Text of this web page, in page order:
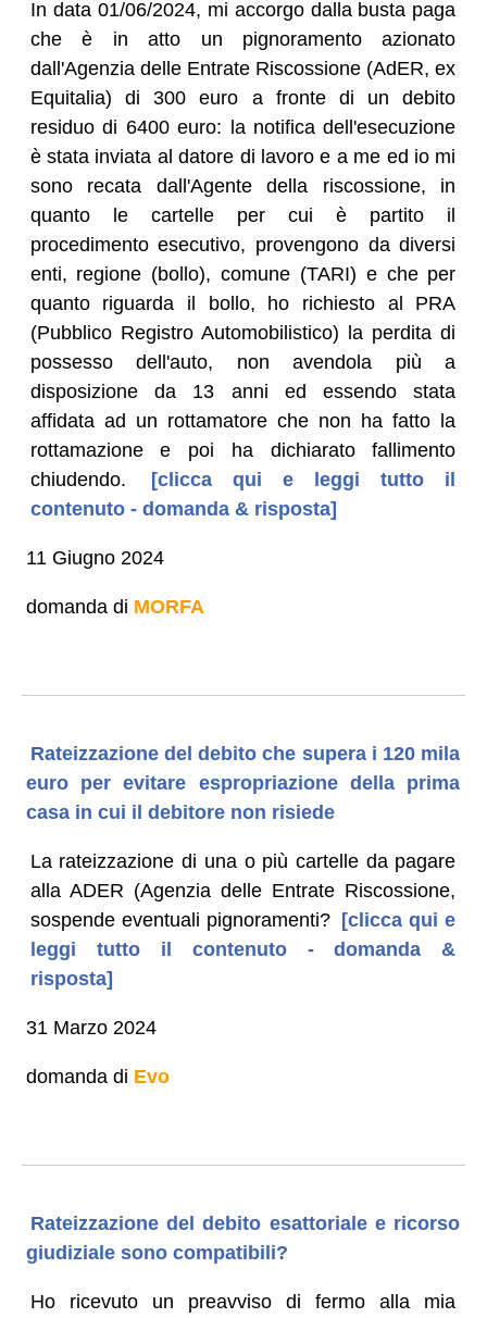
In data 01/06/2024, mi accorgo dalla busta paga
che è in atto un pignoramento azionato
dall'Agenzia delle Entrate Riscossione (AdER, ex
Equitalia) di 300 euro a fronte di un debito
residuo di 6400 euro: la notifica dell'esecuzione
è stata inviata al datore di lavoro e a me ed io mi
sono recata dall'Agente della riscossione, in
quanto le cartelle per cui è partito il
procedimento esecutivo, provengono da diversi
enti, regione (bollo), comune (TARI) e che per
quanto riguarda il bollo, ho richiesto al PRA
(Pubblico Registro Automobilistico) la perdita di
possesso dell'auto, non avendola più a
disposizione da 13 anni ed essendo stata
affidata ad un rottamatore che non ha fatto la
rottamazione e poi ha dichiarato fallimento
chiudendo.
[clicca qui e leggi tutto il
contenuto - domanda & risposta]
11 Giugno 2024
domanda di MORFA
Rateizzazione del debito che supera i 120 mila
euro per evitare espropriazione della prima
casa in cui il debitore non risiede
La rateizzazione di una o più cartelle da pagare
alla ADER (Agenzia delle Entrate Riscossione,
sospende eventuali pignoramenti? [clicca qui e
leggi tutto il contenuto - domanda &
risposta]
31 Marzo 2024
domanda di Evo
Rateizzazione del debito esattoriale e ricorso
giudiziale sono compatibili?
Ho ricevuto un preavviso di fermo alla mia